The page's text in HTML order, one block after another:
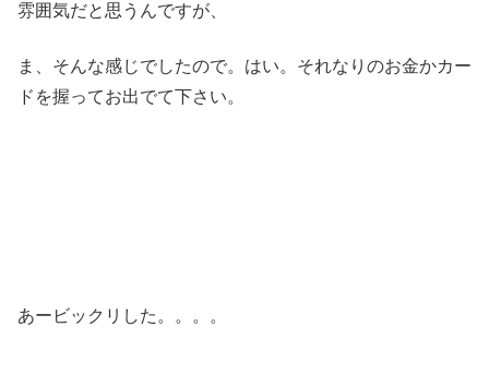
雰囲気だと思うんですが、
ま、そんな感じでしたので。はい。それなりのお金かカー
ドを握ってお出でて下さい。
あービックリした。。。。